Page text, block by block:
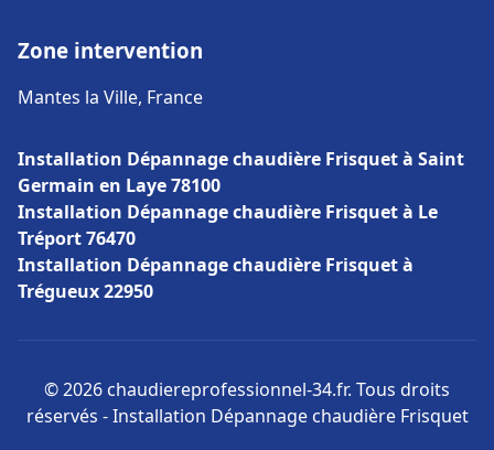
Zone intervention
Mantes la Ville, France
Installation Dépannage chaudière Frisquet à Saint
Germain en Laye 78100
Installation Dépannage chaudière Frisquet à Le
Tréport 76470
Installation Dépannage chaudière Frisquet à
Trégueux 22950
© 2026 chaudiereprofessionnel-34.fr. Tous droits
réservés - Installation Dépannage chaudière Frisquet